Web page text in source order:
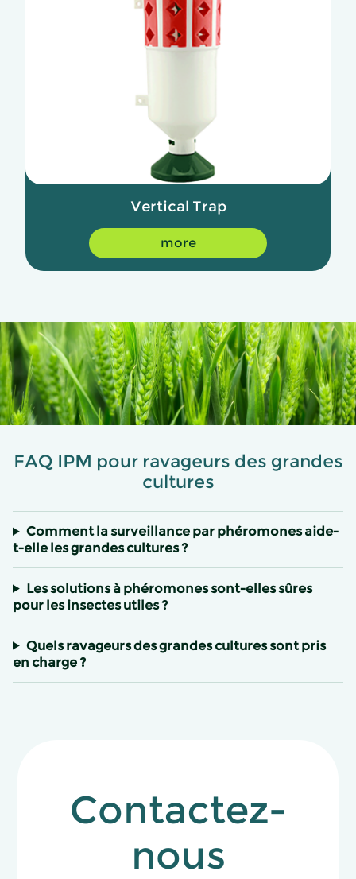
Vertical Trap
more
FAQ IPM pour ravageurs des grandes
cultures
Comment la surveillance par phéromones aide-
t-elle les grandes cultures ?
Les solutions à phéromones sont-elles sûres
pour les insectes utiles ?
Quels ravageurs des grandes cultures sont pris
en charge ?
Contactez-
nous